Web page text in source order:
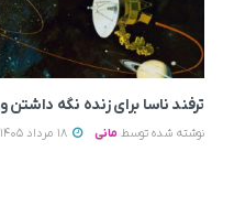
ترفند ناسا برای زنده نگه داشتن
نوشته شده توسط مانی